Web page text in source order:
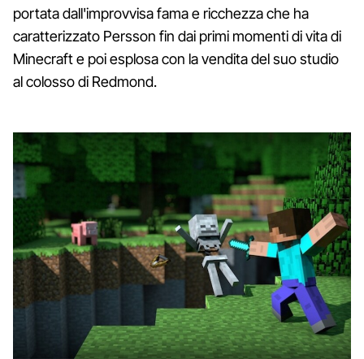
portata dall'improvvisa fama e ricchezza che ha
caratterizzato Persson fin dai primi momenti di vita di
Minecraft e poi esplosa con la vendita del suo studio
al colosso di Redmond.